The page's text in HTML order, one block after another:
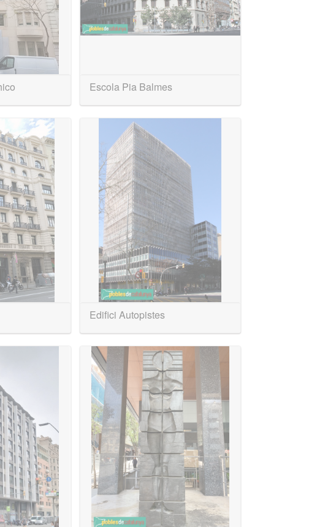
Escola Pia Balmes
Edifici Autopistes